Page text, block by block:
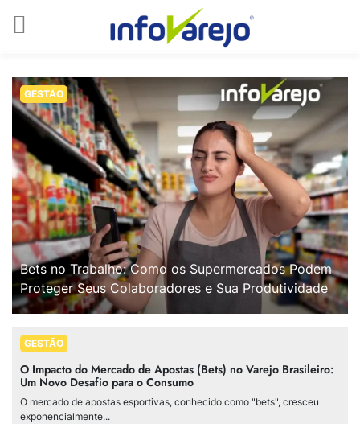
GESTÃO
Bets no Trabalho: Como os Supermercados Podem
Proteger Seus Colaboradores e Sua Produtividade
GESTÃO
O Impacto do Mercado de Apostas (Bets) no Varejo Brasileiro:
Um Novo Desafio para o Consumo
O mercado de apostas esportivas, conhecido como "bets", cresceu
exponencialmente...